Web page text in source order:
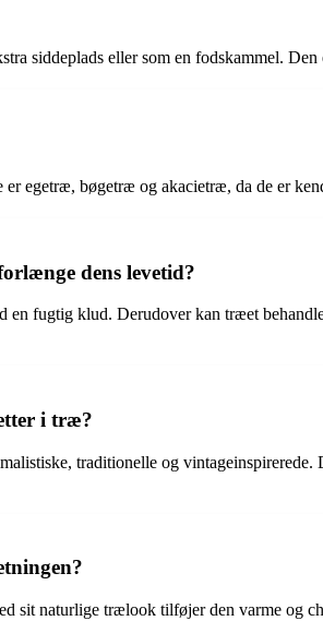
siddeplads eller som en fodskammel.
egetræ, bøgetræ og akacietræ, da de er
dens levetid?
fugtig klud. Derudover kan træet
i træ?
traditionelle og
sit naturlige trælook tilføjer den varme og